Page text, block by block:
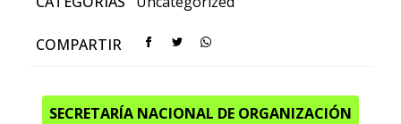
COMPARTIR
SECRETARÍA NACIONAL DE ORGANIZACIÓN